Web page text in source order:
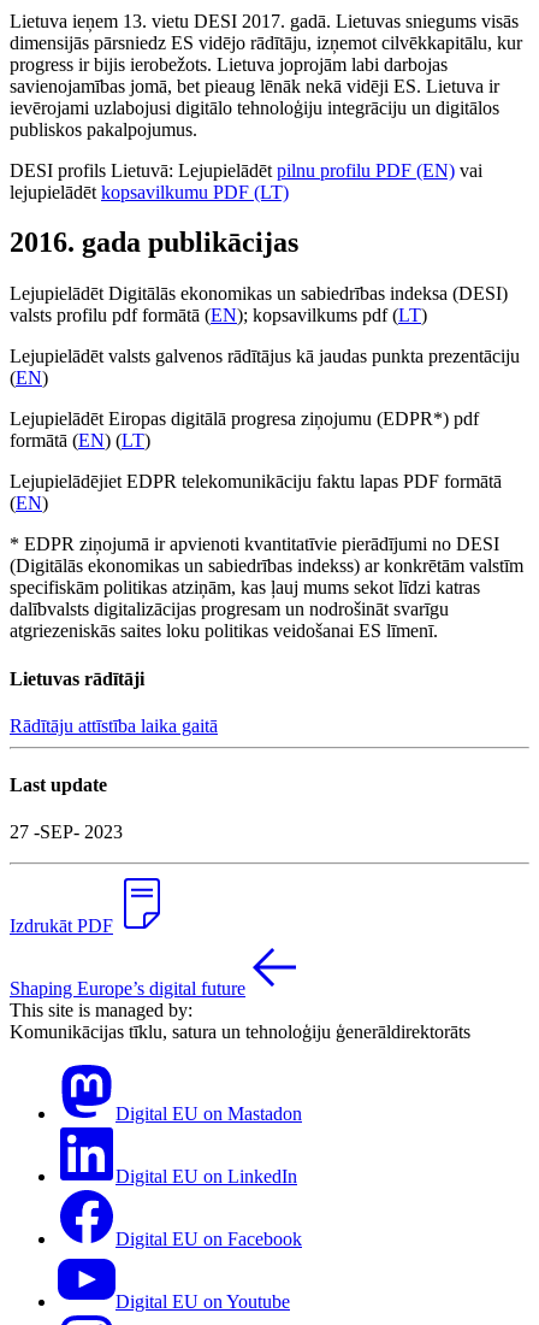
Lietuva ieņem 13. vietu DESI 2017. gadā. Lietuvas sniegums visās
dimensijās pārsniedz ES vidējo rādītāju, izņemot cilvēkkapitālu, kur
progress ir bijis ierobežots. Lietuva joprojām labi darbojas
savienojamības jomā, bet pieaug lēnāk nekā vidēji ES. Lietuva ir
ievērojami uzlabojusi digitālo tehnoloģiju integrāciju un digitālos
publiskos pakalpojumus.
DESI profils Lietuvā: Lejupielādēt pilnu profilu PDF (EN) vai
lejupielādēt kopsavilkumu PDF (LT)
2016. gada publikācijas
Lejupielādēt Digitālās ekonomikas un sabiedrības indeksa (DESI)
valsts profilu pdf formātā (EN); kopsavilkums pdf (LT)
Lejupielādēt valsts galvenos rādītājus kā jaudas punkta prezentāciju
(EN)
Lejupielādēt Eiropas digitālā progresa ziņojumu (EDPR*) pdf
formātā (EN) (LT)
Lejupielādējiet EDPR telekomunikāciju faktu lapas PDF formātā
(EN)
* EDPR ziņojumā ir apvienoti kvantitatīvie pierādījumi no DESI
(Digitālās ekonomikas un sabiedrības indekss) ar konkrētām valstīm
specifiskām politikas atziņām, kas ļauj mums sekot līdzi katras
dalībvalsts digitalizācijas progresam un nodrošināt svarīgu
atgriezeniskās saites loku politikas veidošanai ES līmenī.
Lietuvas rādītāji
Rādītāju attīstība laika gaitā
Last update
27 -SEP- 2023
Izdrukāt PDF
Shaping Europe’s digital future
This site is managed by:
Komunikācijas tīklu, satura un tehnoloģiju ģenerāldirektorāts
Digital EU on Mastadon
Digital EU on LinkedIn
Digital EU on Facebook
Digital EU on Youtube